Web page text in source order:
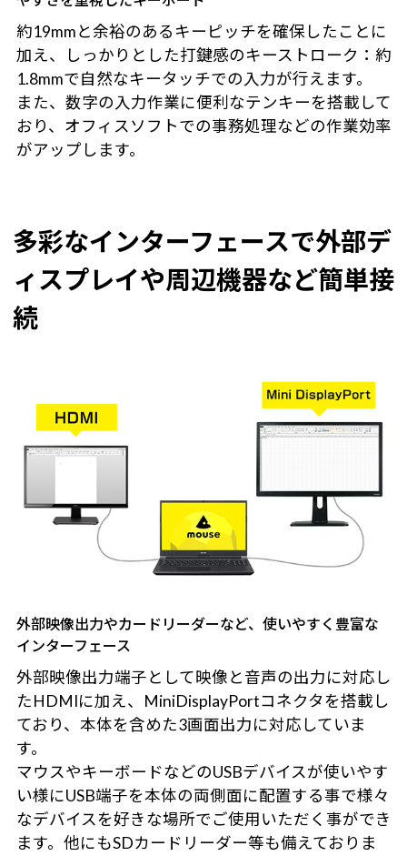
約19mmと余裕のあるキーピッチを確保したことに
加え、しっかりとした打鍵感のキーストローク：約
1.8mmで自然なキータッチでの入力が行えます。
また、数字の入力作業に便利なテンキーを搭載して
おり、オフィスソフトでの事務処理などの作業効率
がアップします。
多彩なインターフェースで外部デ
ィスプレイや周辺機器など簡単接
続
外部映像出力やカードリーダーなど、使いやすく豊富な
インターフェース
外部映像出力端子として映像と音声の出力に対応し
たHDMIに加え、MiniDisplayPortコネクタを搭載し
ており、本体を含めた3画面出力に対応していま
す。
マウスやキーボードなどのUSBデバイスが使いやす
い様にUSB端子を本体の両側面に配置する事で様々
なデバイスを好きな場所でご使用いただく事ができ
ます。他にもSDカードリーダー等も備えておりま